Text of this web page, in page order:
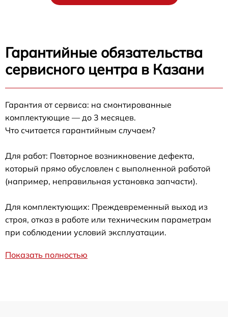
Гарантийные обязательства
сервисного центра в Казани
Гарантия от сервиса: на смонтированные
комплектующие — до 3 месяцев.
Что считается гарантийным случаем?
Для работ: Повторное возникновение дефекта,
который прямо обусловлен с выполненной работой
(например, неправильная установка запчасти).
Для комплектующих: Преждевременный выход из
строя, отказ в работе или техническим параметрам
при соблюдении условий эксплуатации.
Показать полностью